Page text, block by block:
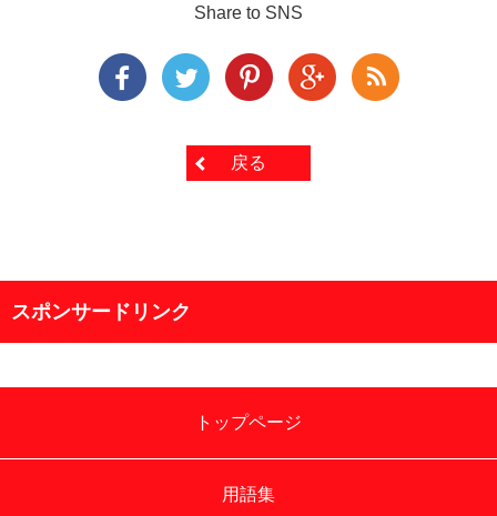
Share to SNS
戻る
スポンサードリンク
トップページ
用語集